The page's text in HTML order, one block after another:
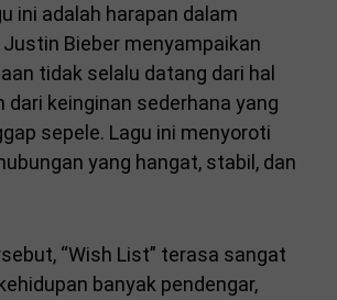
ini adalah harapan dalam
Bieber menyampaikan
tidak selalu datang dari hal
dari keinginan sederhana yang
sepele. Lagu ini menyoroti
yang hangat, stabil, dan
“Wish List” terasa sangat
banyak pendengar,